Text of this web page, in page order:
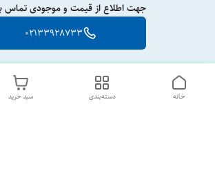
جهت اطلاع از قیمت و موجودی تماس
02133928733
سبد خرید دسته‌بندی خانه